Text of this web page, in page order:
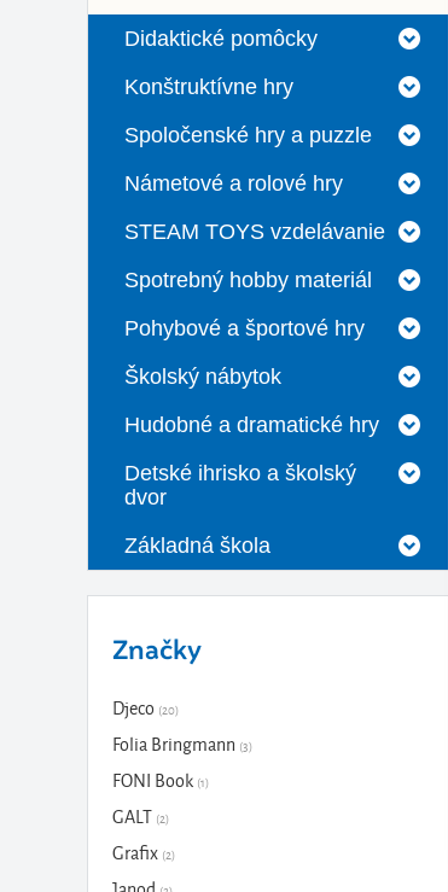
Didaktické pomôcky
Konštruktívne hry
Spoločenské hry a puzzle
Námetové a rolové hry
STEAM TOYS vzdelávanie
Spotrebný hobby materiál
Pohybové a športové hry
Školský nábytok
Hudobné a dramatické hry
Detské ihrisko a školský
dvor
Základná škola
Značky
Djeco (20)
Folia Bringmann (3)
FONI Book (1)
GALT (2)
Grafix (2)